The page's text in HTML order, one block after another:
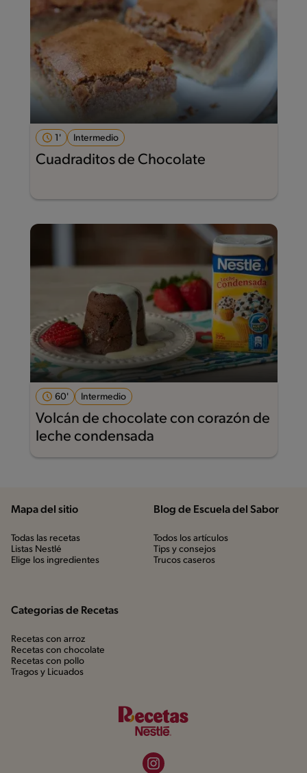
1' Intermedio
Cuadraditos de Chocolate
60' Intermedio
Volcán de chocolate con corazón de
leche condensada
Mapa del sitio
Todas las recetas
Listas Nestlé
Elige los ingredientes
Blog de Escuela del Sabor
Todos los artículos
Tips y consejos
Trucos caseros
Categorias de Recetas
Recetas con arroz
Recetas con chocolate
Recetas con pollo
Tragos y Licuados